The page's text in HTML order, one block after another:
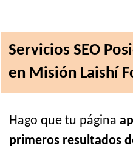
Servicios SEO
en Misión Laishí
Hago que tu página
primeros resultados